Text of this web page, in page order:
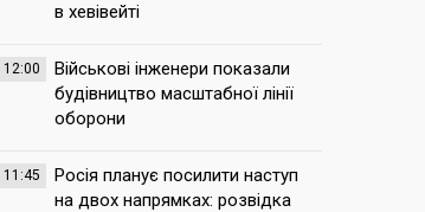
в хевівейті
12:00
Військові інженери показали
будівництво масштабної лінії
оборони
11:45
Росія планує посилити наступ
на двох напрямках: розвідка